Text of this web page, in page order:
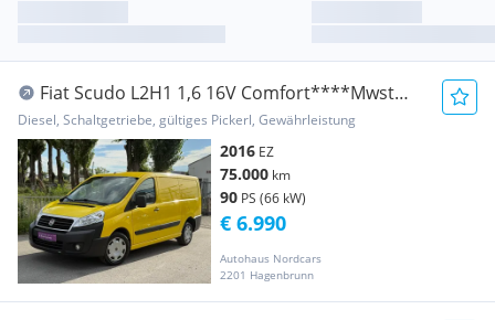
Fiat Scudo L2H1 1,6 16V Comfort****Mwst
Ausweisbar**... Transporter / Kastenwagen
Diesel, Schaltgetriebe, gültiges Pickerl, Gewährleistung
2016 EZ
75.000 km
90 PS (66 kW)
Autohaus Nordcars
2201 Hagenbrunn
€ 6.990